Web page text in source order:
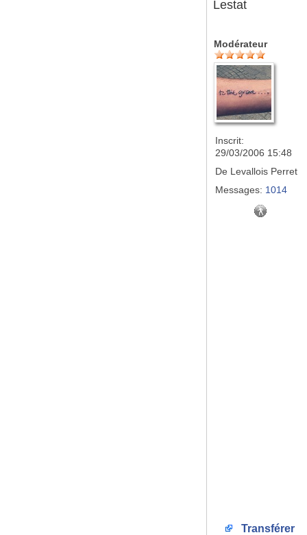
Lestat
Modérateur
Inscrit:
29/03/2006 15:48
De Levallois Perret
Messages: 1014
Transférer